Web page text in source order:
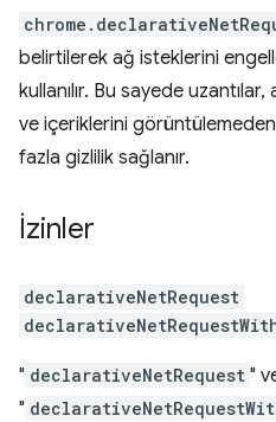
belirtilerek ağ isteklerini
kullanılır. Bu sayede
ve içeriklerini
fazla gizlilik sağlanır.
İzinler
declarativeNetRequest
" declarativeNetRequest "
"